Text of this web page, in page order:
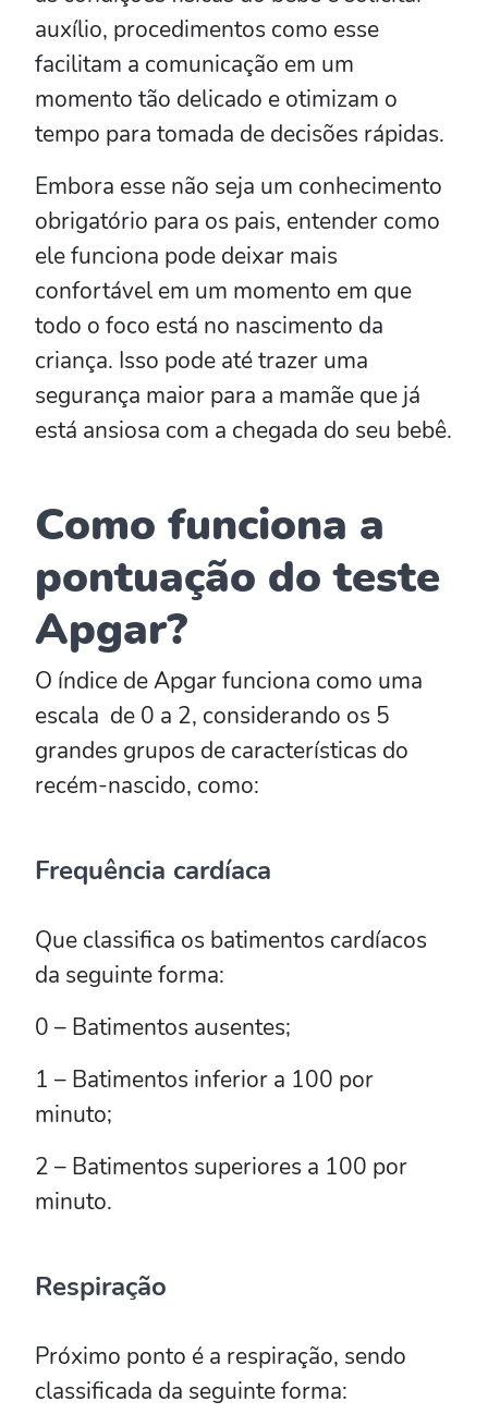
auxílio, procedimentos como esse
facilitam a comunicação em um
momento tão delicado e otimizam o
tempo para tomada de decisões rápidas.
Embora esse não seja um conhecimento
obrigatório para os pais, entender como
ele funciona pode deixar mais
confortável em um momento em que
todo o foco está no nascimento da
criança. Isso pode até trazer uma
segurança maior para a mamãe que já
está ansiosa com a chegada do seu bebê.
Como funciona a
pontuação do teste
Apgar?
O índice de Apgar funciona como uma
escala de 0 a 2, considerando os 5
grandes grupos de características do
recém-nascido, como:
Frequência cardíaca
Que classifica os batimentos cardíacos
da seguinte forma:
0 – Batimentos ausentes;
1 – Batimentos inferior a 100 por
minuto;
2 – Batimentos superiores a 100 por
minuto.
Respiração
Próximo ponto é a respiração, sendo
classificada da seguinte forma: